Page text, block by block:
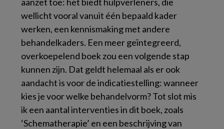
wellicht vooral vanuit één bepaald kader
werken, een kennismaking met andere
behandelkaders. Een meer geïntegreerd,
overkoepelend boek zou een volgende stap
kunnen zijn. Dat geldt helemaal als er ook
aandacht is voor de indicatiestelling: wanneer
kies je voor welke behandelvorm? Tot slot mis
ik een aantal interventies in dit boek, zoals
‘Schematherapie’ en een beschrijving van